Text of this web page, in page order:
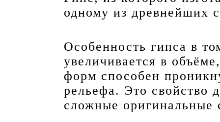
одному из древнейших
Особенность гипса в
увеличивается в
форм способен
рельефа. Это свойство
сложные